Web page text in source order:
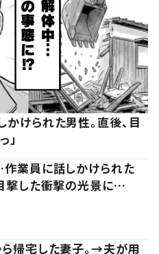
けられた男性。直後、目
」
業員に話しかけられた
撃した衝撃の光景に…
帰宅した妻子。→夫が用